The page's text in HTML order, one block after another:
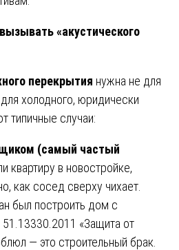
«акустического
перекрытия нужна не для
холодного, юридически
типичные случаи:
(самый частый
квартиру в новостройке,
как сосед сверху чихает.
был построить дом с
«Защита от
— это строительный брак.